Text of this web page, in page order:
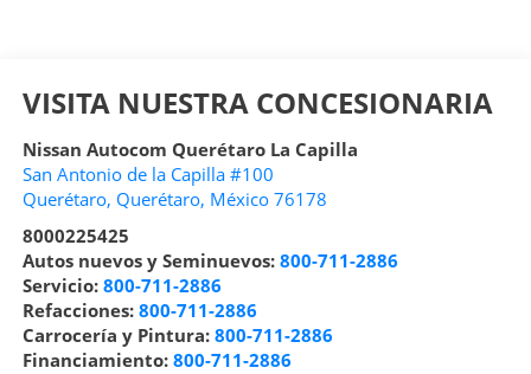
VISITA NUESTRA CONCESIONARIA
Nissan Autocom Querétaro La Capilla
San Antonio de la Capilla #100
Querétaro, Querétaro, México 76178
8000225425
Autos nuevos y Seminuevos: 800-711-2886
Servicio: 800-711-2886
Refacciones: 800-711-2886
Carrocería y Pintura: 800-711-2886
Financiamiento: 800-711-2886